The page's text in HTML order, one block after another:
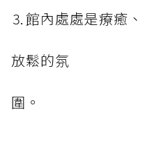
⒊館內處處是療癒、
放鬆的氛
圍。